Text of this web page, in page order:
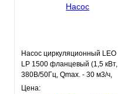
Насос циркуляционный LEO
LP 1500 фланцевый (1,5 кВт,
380В/50Гц, Qmax. - 30 м3/ч,
Hmax. - 26 м)
Цена: